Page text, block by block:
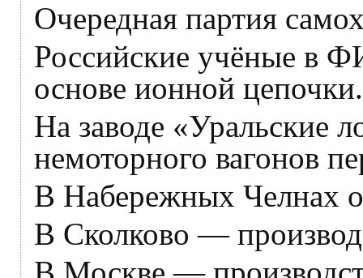
Очередная партия
Российские учёные в
основе ионной цепочки.
На заводе «Уральские
немоторного вагонов
В Набережных Челнах
В Сколково —